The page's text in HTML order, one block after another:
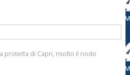
protetta di Capri, risolto il nodo